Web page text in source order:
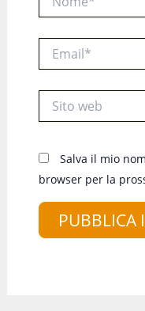
web
Salva il mio
browser per la